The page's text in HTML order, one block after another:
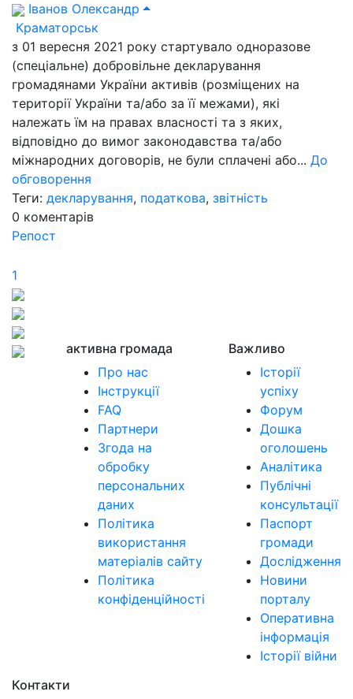
Іванов Олександр
Краматорськ
з 01 вересня 2021 року стартувало одноразове
(спеціальне) добровільне декларування
громадянами України активів (розміщених на
території України та/або за її межами), які
належать їм на правах власності та з яких,
відповідно до вимог законодавства та/або
міжнародних договорів, не були сплачені або... До
обговорення
Теги: декларування, податкова, звітність
0 коментарів
Репост
1
активна громада
Про нас
Інструкції
FAQ
Партнери
Згода на
обробку
персональних
даних
Політика
використання
матеріалів сайту
Політика
конфіденційності
Важливо
Історії
успіху
Форум
Дошка
оголошень
Аналітика
Публічні
консультації
Паспорт
громади
Дослідження
Новини
порталу
Оперативна
інформація
Історії війни
Контакти